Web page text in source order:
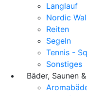
Langlauf
Nordic
Reiten
Segeln
Tennis -
Sonstiges
Bäder, Saunen